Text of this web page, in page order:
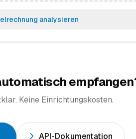
analysieren
Keine Einrichtungskosten.
API-Dokumentation